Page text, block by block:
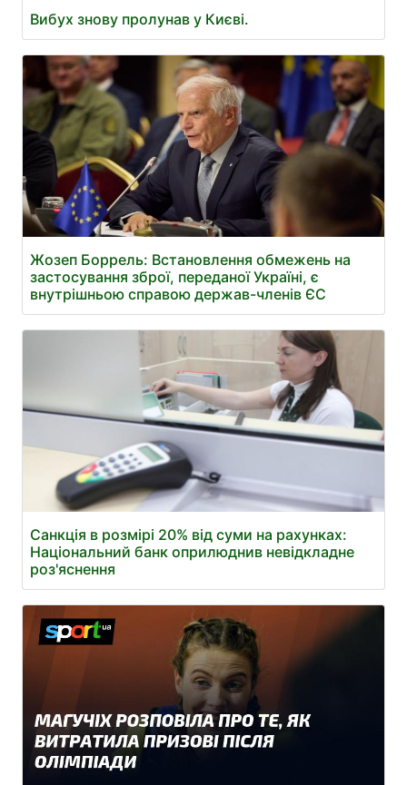
Вибух знову пролунав у Києві.
Жозеп Боррель: Встановлення обмежень на
застосування зброї, переданої Україні, є
внутрішньою справою держав-членів ЄС
Санкція в розмірі 20% від суми на рахунках:
Національний банк оприлюднив невідкладне
роз'яснення